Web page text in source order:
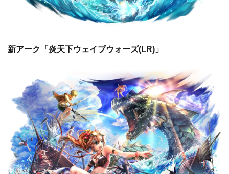
新アーク「炎天下ウェイブウォーズ(LR)」